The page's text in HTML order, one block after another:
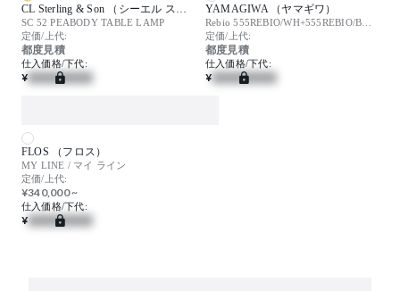
CL Sterling & Son （シーエル スターリングアンドサン）
SC 52 PEABODY TABLE LAMP
定価/上代:
都度見積
仕入価格/下代:
¥
YAMAGIWA （ヤマギワ）
定価/上代:
都度見積
仕入価格/下代:
¥
FLOS （フロス）
MY LINE / マイ ライン
定価/上代:
¥340,000 ~
仕入価格/下代:
¥